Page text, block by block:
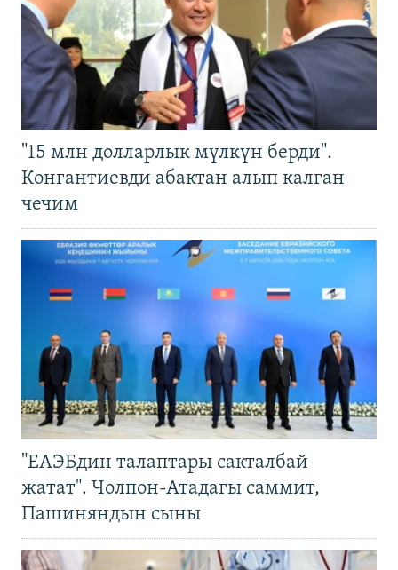
"15 млн долларлык мүлкүн берди".
Конгантиевди абактан алып калган
чечим
"ЕАЭБдин талаптары сакталбай
жатат". Чолпон-Атадагы саммит,
Пашиняндын сыны